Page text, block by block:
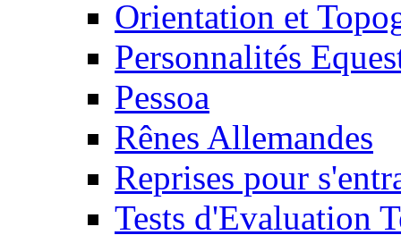
Orientation et
Personnalités
Pessoa
Rênes Allemandes
Reprises pour
Tests d'Evaluation